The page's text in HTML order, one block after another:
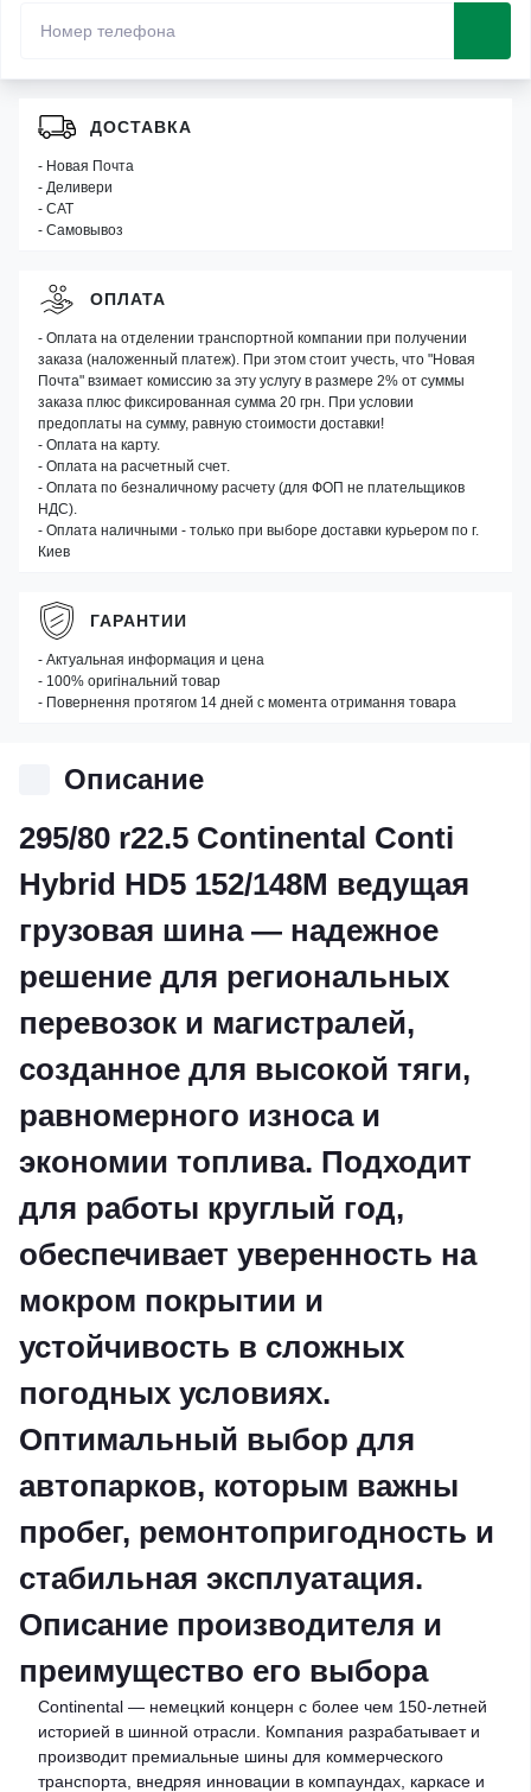
Описание
295/80 r22.5 Continental Conti
Hybrid HD5 152/148M ведущая
грузовая шина — надежное
решение для региональных
перевозок и магистралей,
созданное для высокой тяги,
равномерного износа и
экономии топлива. Подходит
для работы круглый год,
обеспечивает уверенность на
мокром покрытии и
устойчивость в сложных
погодных условиях.
Оптимальный выбор для
автопарков, которым важны
пробег, ремонтопригодность и
стабильная эксплуатация.
Описание производителя и
преимущество его выбора
Continental — немецкий концерн с более чем 150-летней
историей в шинной отрасли. Компания разрабатывает и
производит премиальные шины для коммерческого
транспорта, внедряя инновации в компаундах, каркасе и
ДОСТАВКА
- Новая Почта
- Деливери
- САТ
- Самовывоз
ОПЛАТА
- Оплата на отделении транспортной компании при получении
заказа (наложенный платеж). При этом стоит учесть, что "Новая
Почта" взимает комиссию за эту услугу в размере 2% от суммы
заказа плюс фиксированная сумма 20 грн. При условии
предоплаты на сумму, равную стоимости доставки!
- Оплата на карту.
- Оплата на расчетный счет.
- Оплата по безналичному расчету (для ФОП не плательщиков
НДС).
- Оплата наличными - только при выборе доставки курьером по г.
Киев
ГАРАНТИИ
- Актуальная информация и цена
- 100% оригінальний товар
- Повернення протягом 14 дней с момента отримання товара